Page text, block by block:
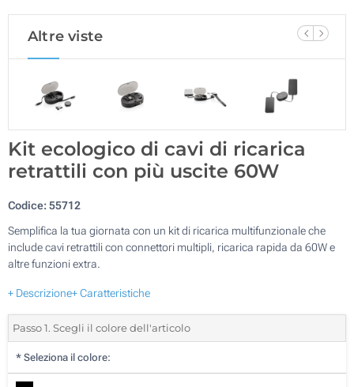
Altre viste
Kit ecologico di cavi di ricarica
retrattili con più uscite 60W
Codice:55712
Semplifica la tua giornata con un kit di ricarica multifunzionale che
include cavi retrattili con connettori multipli, ricarica rapida da 60W e
altre funzioni extra.
+ Descrizione+ Caratteristiche
Passo 1. Scegli il colore dell'articolo
* Seleziona il colore: